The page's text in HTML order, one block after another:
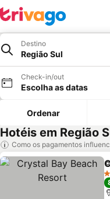
Destino
Região Sul
Check-in/out
Escolha as datas
Ordenar
Hotéis em Região
Como os pagamentos
3